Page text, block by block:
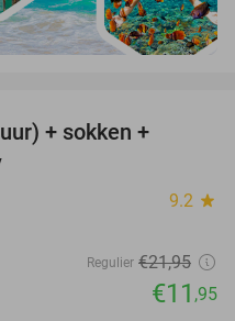
+ sokken +
9.2 star
Regulier €21,95
€11 ,95